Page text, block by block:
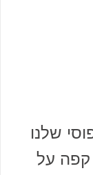
שלנו
קפה על